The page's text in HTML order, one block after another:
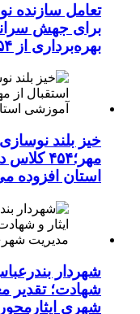
تعامل سازنده
برای جهش
بهره‌برداری از ۴۵۴ کلاس درس تا مهرماه
خیز بلند
استان افزوده
شهردار
شهادت؛ تقدیر
شهری ایثارمحور